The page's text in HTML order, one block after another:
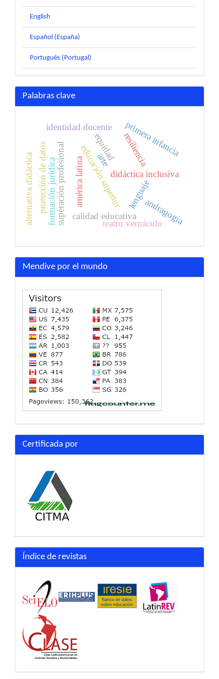
English
Español (España)
Português (Portugal)
Palabras clave
didáctica inclusiva
educación superior
américa latina
equidad resiliencia
calidad educativa
identidad docente
superación profesional
formación jurídica
protección de datos lenguaje
primera infancia
arte
teatro vernáculoandragogía
alternativa didáctica
Mendive por el mundo
Certificada por
Índice de revistas